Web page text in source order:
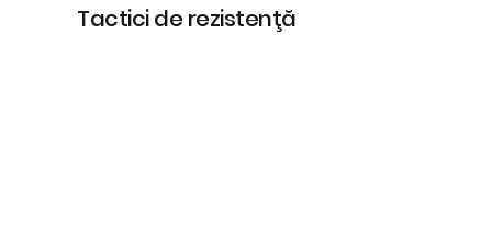
Tactici de rezistenţă